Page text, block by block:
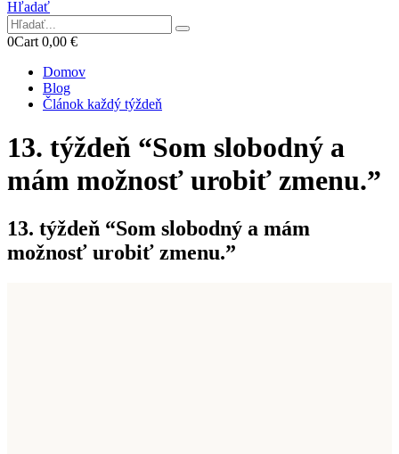
Hľadať
0Cart 0,00 €
Domov
Blog
Článok každý týždeň
13. týždeň “Som slobodný a
mám možnosť urobiť zmenu.”
13. týždeň “Som slobodný a mám
možnosť urobiť zmenu.”